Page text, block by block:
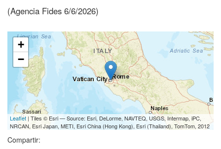
(Agencia Fides 6/6/2026)
+
−
Leaflet | Tiles © Esri — Source: Esri, DeLorme, NAVTEQ, USGS, Intermap, iPC,
NRCAN, Esri Japan, METI, Esri China (Hong Kong), Esri (Thailand), TomTom, 2012
Compartir: